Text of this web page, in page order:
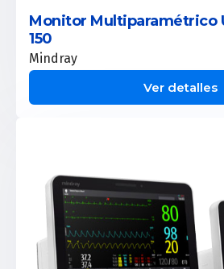
Monitor Multiparamétrico
150
Mindray
Ver detalles